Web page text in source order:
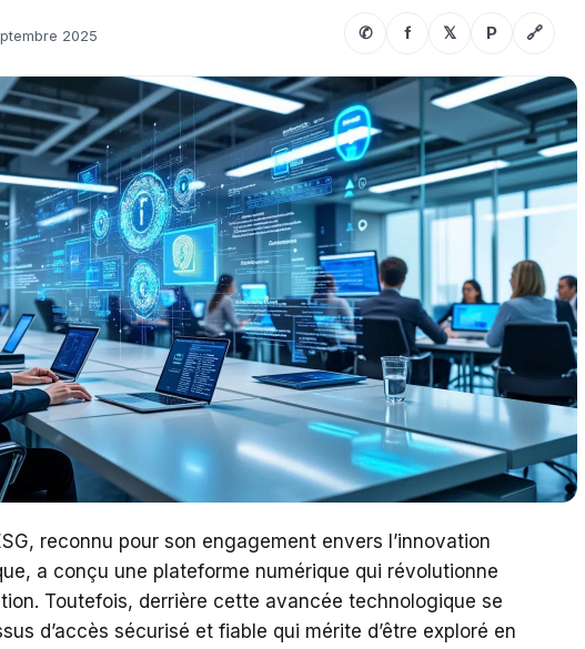
2025 ✆ f 𝕏 P 🔗
reconnu pour son engagement envers l’innovation
a conçu une plateforme numérique qui révolutionne
Toutefois, derrière cette avancée technologique se
d’accès sécurisé et fiable qui mérite d’être exploré en